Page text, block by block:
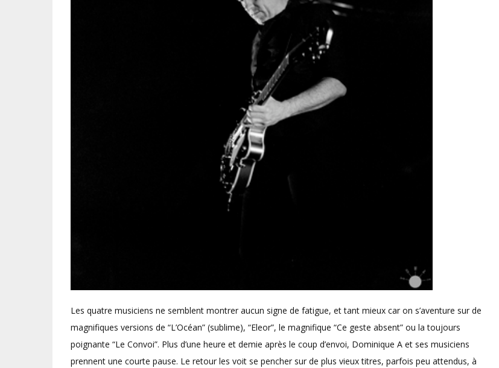
Les quatre musiciens ne semblent montrer aucun signe de fatigue, et tant mieux car on s’aventure sur de
magnifiques versions de “L’Océan” (sublime), “Eleor”, le magnifique “Ce geste absent” ou la toujours
poignante “Le Convoi”. Plus d’une heure et demie après le coup d’envoi, Dominique A et ses musiciens
prennent une courte pause. Le retour les voit se pencher sur de plus vieux titres, parfois peu attendus, à